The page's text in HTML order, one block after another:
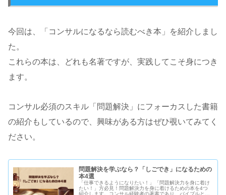
今回は、「コンサルになるなら読むべき本」を紹介しまし
た。
これらの本は、どれも名著ですが、実践してこそ身につき
ます。
コンサル必須のスキル「問題解決」にフォーカスした書籍
の紹介もしているので、興味がある方はぜひ覗いてみてく
ださい。
問題解決を学ぶなら？「しごでき」になるための
本4選
「仕事できるようになりたい！」「問題解決力を身に着け
たい！」方必見！問題解決力を身に着けるための本を4つ